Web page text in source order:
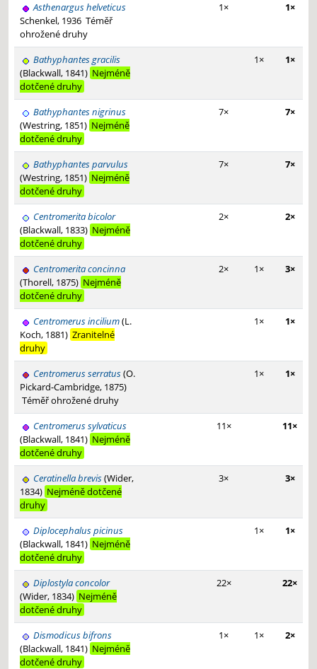
Asthenargus helveticus
Schenkel, 1936 Téměř
ohrožené druhy
1× 1×
Bathyphantes gracilis
(Blackwall, 1841) Nejméně
dotčené druhy
1× 1×
Bathyphantes nigrinus
(Westring, 1851) Nejméně
dotčené druhy
7× 7×
Bathyphantes parvulus
(Westring, 1851) Nejméně
dotčené druhy
7× 7×
Centromerita bicolor
(Blackwall, 1833) Nejméně
dotčené druhy
2× 2×
Centromerita concinna
(Thorell, 1875) Nejméně
dotčené druhy
2× 1× 3×
Centromerus incilium(L.
Koch, 1881) Zranitelné
druhy
1× 1×
Centromerus serratus(O.
Pickard-Cambridge, 1875)
Téměř ohrožené druhy
1× 1×
Centromerus sylvaticus
(Blackwall, 1841) Nejméně
dotčené druhy
11× 11×
Ceratinella brevis(Wider,
1834) Nejméně dotčené
druhy
3× 3×
Diplocephalus picinus
(Blackwall, 1841) Nejméně
dotčené druhy
1× 1×
Diplostyla concolor
(Wider, 1834) Nejméně
dotčené druhy
22× 22×
Dismodicus bifrons
(Blackwall, 1841) Nejméně
dotčené druhy
1× 1× 2×